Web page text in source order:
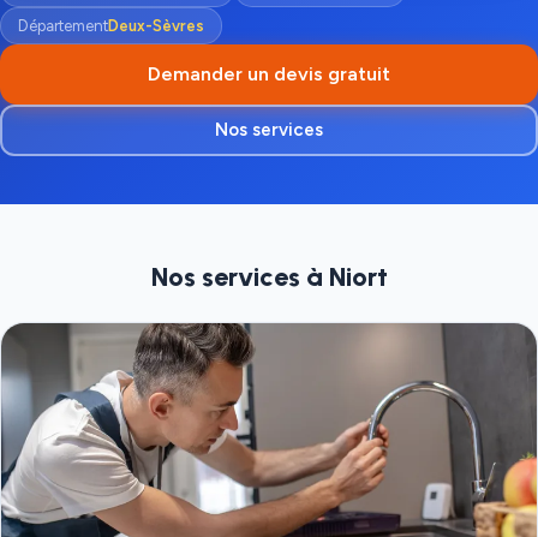
DépartementDeux-Sèvres
Demander un devis gratuit
Nos services
Nos services à Niort